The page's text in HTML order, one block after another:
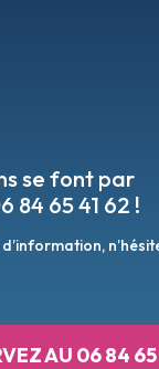
se font par
84 65 41 62 !
AU 06 84